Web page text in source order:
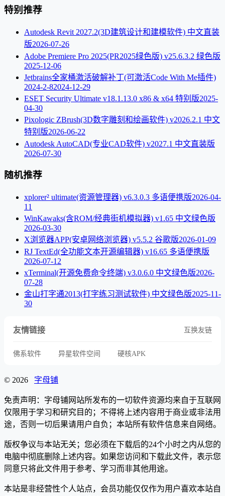
特别推荐
Autodesk Revit 2027.2(3D建筑设计和建模软件) 中文直装
版2026-07-26
Adobe Premiere Pro 2025(PR2025绿色版) v25.6.3.2 绿色版
2025-12-06
Jetbrains全家桶激活破解补丁(可激活Code With Me插件)
2024-2-82024-12-29
ESET Security Ultimate v18.1.13.0 x86 & x64 特别版2025-
04-30
Pixologic ZBrush(3D数字雕刻和绘画软件) v2026.2.1 中文
特别版2026-06-22
Autodesk AutoCAD(专业CAD软件) v2027.1 中文直装版
2026-07-30
随机推荐
xplorer² ultimate(资源管理器) v6.3.0.3 多语便携版2026-04-
11
WinKawaks(含ROM/经典街机模拟器) v1.65 中文绿色版
2026-03-30
X浏览器APP(安卓网络浏览器) v5.5.2 谷歌版2026-01-09
RJ TextEd(全功能文本开源编辑器) v16.65 多语便携版
2026-07-12
xTerminal(开源免费命令终端) v3.0.6.0 中文绿色版2026-
07-28
金山打字通2013(打字练习测试软件) 中文绿色版2025-11-
30
友情链接 互换友链
佛系软件 异星软件空间 硬核APK
© 2026 字母铺
免责声明：字母铺网站所发布的一切软件资源均来自于互联网
仅限用于学习和研究目的；不得将上述内容用于商业或非法用
途，否则一切后果请用户自负；本站所有软件信息来自网络。
版权争议与本站无关；您必须在下载后的24个小时之内从您的
电脑中彻底删除上述内容。如果您访问和下载此文件，表示您
同意只将此文件用于参考、学习而非其他用途。
本站是非经营性个人站点，会员功能仅仅作为用户喜欢本站自